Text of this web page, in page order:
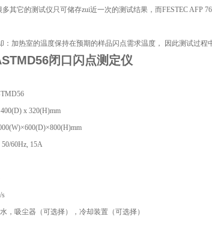
多其它的测试仪只可储存zui近一次的测试结果，而FESTEC AFP
：加热室的温度保持在预期的样品闪点需求温度， 因此测试过程
闭口闪点测定仪
x 320(H)mm
60Hz, 15A
s
，吸尘器（可选择），冷却装置（可选择）